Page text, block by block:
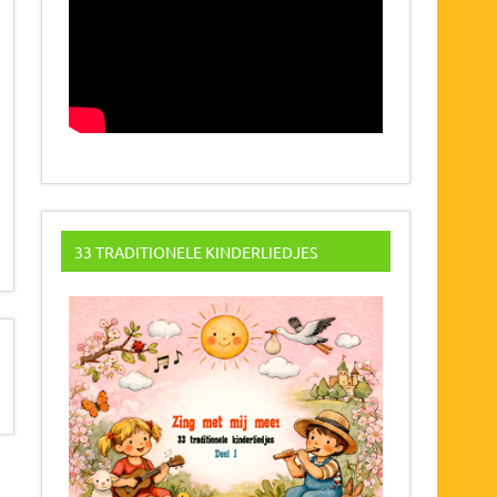
33 TRADITIONELE KINDERLIEDJES